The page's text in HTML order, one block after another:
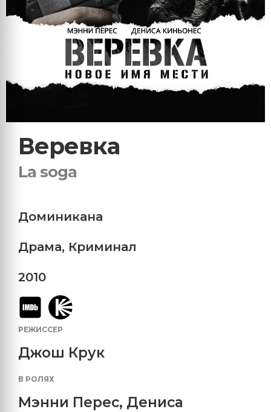
Веревка
La soga
Доминикана
Драма, Криминал
2010
РЕЖИССЕР
Джош Крук
В РОЛЯХ
Мэнни Перес, Дениса